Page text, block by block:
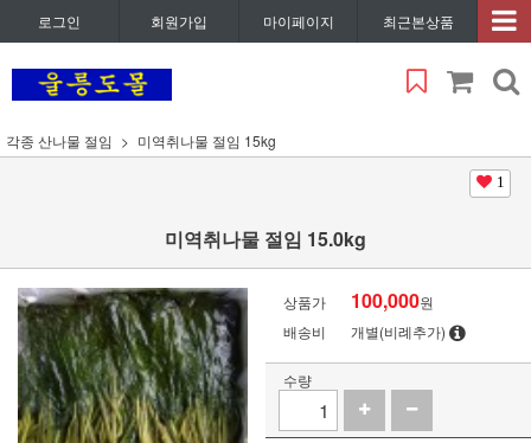
로그인 회원가입 마이페이지 최근본상품
각종 산나물 절임 미역취나물 절임 15kg
1
미역취나물 절임 15.0kg
상품가 100,000원
배송비
개별(비례추가)
수량